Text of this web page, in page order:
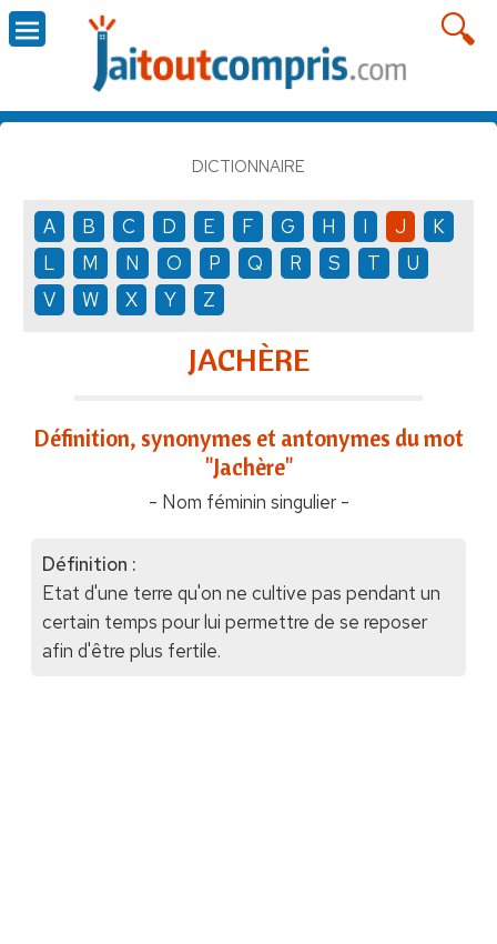
DICTIONNAIRE
A B C D E F G H I J
K
L
M N O P Q R S T
U
V
W X Y Z
JACHÈRE
Définition, synonymes et antonymes du mot
"Jachère"
- Nom féminin singulier -
Définition :
Etat d'une terre qu'on ne cultive pas pendant un
certain temps pour lui permettre de se reposer
afin d'être plus fertile.